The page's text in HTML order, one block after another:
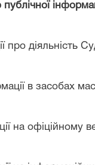
про діяльність
в засобах
на офіційному